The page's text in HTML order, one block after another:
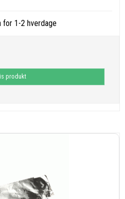
for 1-2 hverdage
produkt